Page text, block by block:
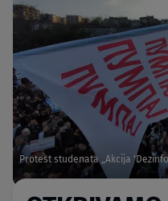
Protest studenata „Akcija